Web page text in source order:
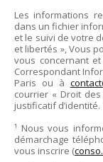
Les informations
dans un fichier
et le suivi de votre
et libertés », Vous
vous concernant
Correspondant
Paris ou à
courrier « Droit
justificatif d’identité.
¹ Nous vous
démarchage
vous inscrire (